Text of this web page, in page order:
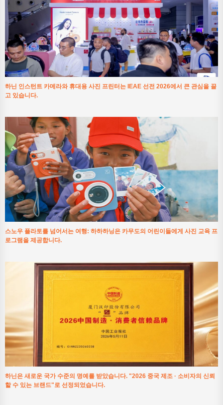
하닌 인스턴트 카메라와 휴대용 사진 프린터는 IEAE 선전 2026에서 큰 관심을 끌
고 있습니다.
스노우 플라토를 넘어서는 여행: 하하하닝은 카무도의 어린이들에게 사진 교육 프
로그램을 제공합니다.
하닌은 새로운 국가 수준의 명예를 받았습니다. "2026 중국 제조 · 소비자의 신뢰
할 수 있는 브랜드"로 선정되었습니다.